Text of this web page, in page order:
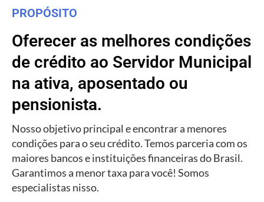
PROPÓSITO
Oferecer as melhores condições
de crédito ao Servidor Municipal
na ativa, aposentado ou
pensionista.
Nosso objetivo principal e encontrar a menores
condições para o seu crédito. Temos parceria com os
maiores bancos e instituições financeiras do Brasil.
Garantimos a menor taxa para você! Somos
especialistas nisso.